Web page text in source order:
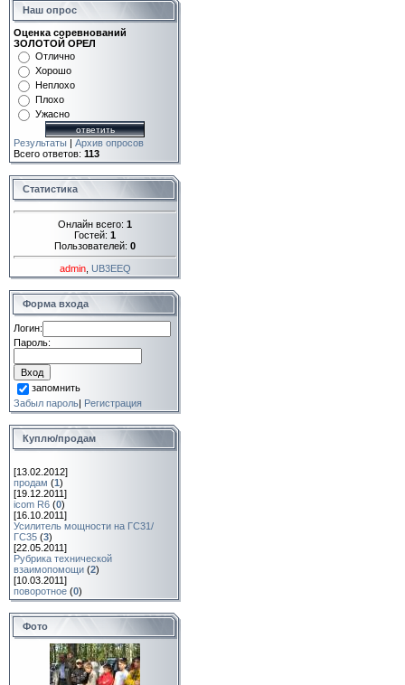
Наш опрос
Оценка соревнований
ЗОЛОТОЙ ОРЕЛ
Отлично
Хорошо
Неплохо
Плохо
Ужасно
Результаты | Архив опросов
Всего ответов: 113
Статистика
Онлайн всего: 1
Гостей: 1
Пользователей: 0
admin, UB3EEQ
Форма входа
Логин:
Пароль:
запомнить
Забыл пароль| Регистрация
Куплю/продам
[13.02.2012]
продам (1)
[19.12.2011]
icom R6 (0)
[16.10.2011]
Усилитель мощности на ГС31/
ГС35 (3)
[22.05.2011]
Рубрика технической
взаимопомощи (2)
[10.03.2011]
поворотное (0)
Фото